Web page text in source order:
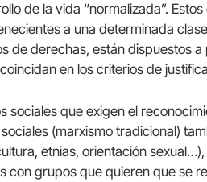
de la vida “normalizada”.
a una determinada
de derechas, están dispuestos
en los criterios de
sociales que exigen el
(marxismo tradicional)
etnias, orientación
con grupos que quieren que se